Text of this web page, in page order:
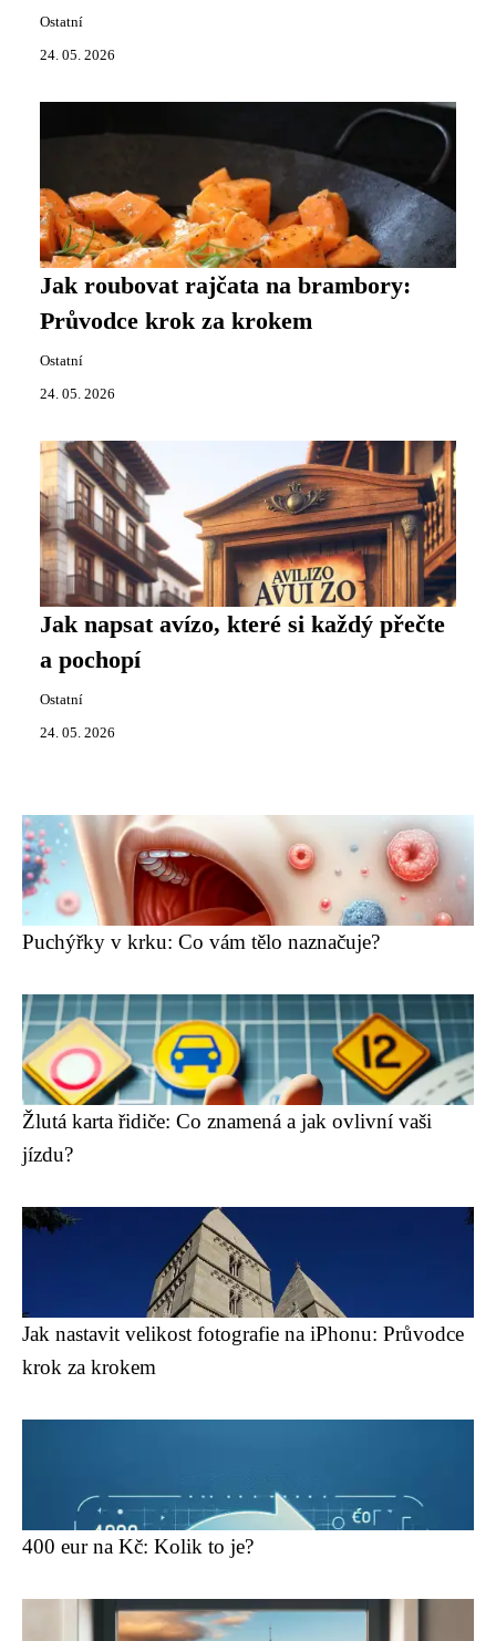
Ostatní
24. 05. 2026
Jak roubovat rajčata na brambory:
Průvodce krok za krokem
Ostatní
24. 05. 2026
Jak napsat avízo, které si každý přečte
a pochopí
Ostatní
24. 05. 2026
Puchýřky v krku: Co vám tělo naznačuje?
Žlutá karta řidiče: Co znamená a jak ovlivní vaši
jízdu?
Jak nastavit velikost fotografie na iPhonu: Průvodce
krok za krokem
400 eur na Kč: Kolik to je?